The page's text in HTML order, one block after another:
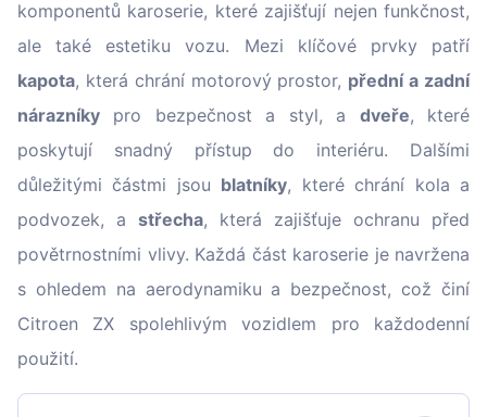
komponentů karoserie, které zajišťují nejen funkčnost,
ale také estetiku vozu. Mezi klíčové prvky patří
kapota, která chrání motorový prostor, přední a zadní
nárazníky pro bezpečnost a styl, a dveře, které
poskytují snadný přístup do interiéru. Dalšími
důležitými částmi jsou blatníky, které chrání kola a
podvozek, a střecha, která zajišťuje ochranu před
povětrnostními vlivy. Každá část karoserie je navržena
s ohledem na aerodynamiku a bezpečnost, což činí
Citroen ZX spolehlivým vozidlem pro každodenní
použití.